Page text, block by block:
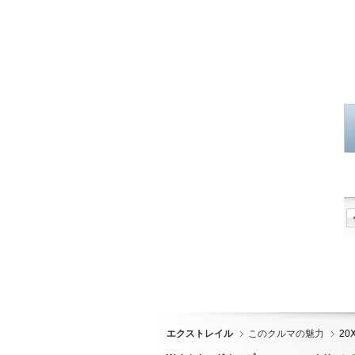
エクストレイル このクルマの魅力